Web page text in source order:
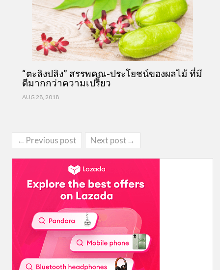
“ตะลิงปลิง” สรรพคุณ-ประโยชน์ของผลไม้ ที่มี
ดีมากกว่าความเปรี้ยว
AUG 28, 2018
←Previous post Next post→